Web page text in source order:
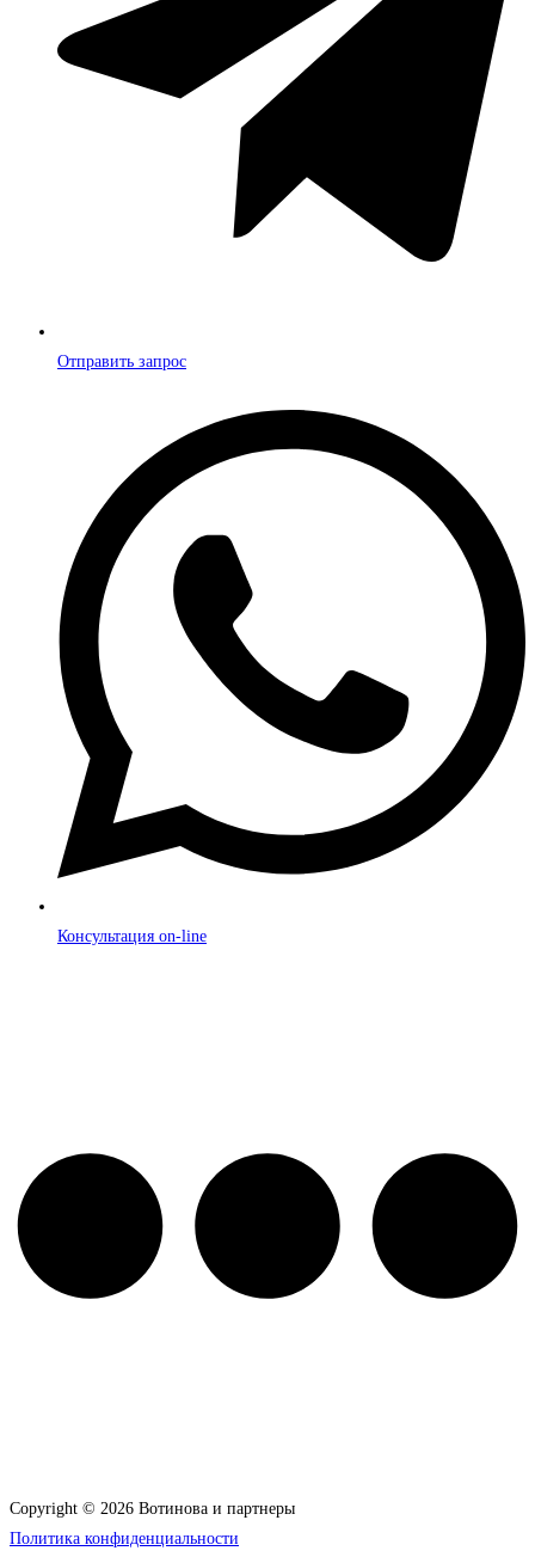
Отправить запрос
Консультация on-line
Copyright © 2026 Вотинова и партнеры
Политика конфиденциальности